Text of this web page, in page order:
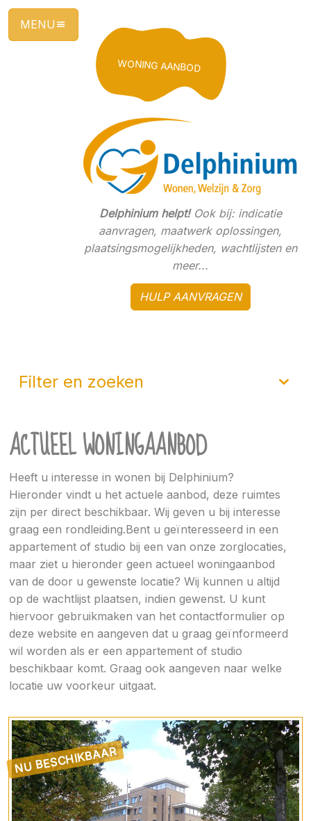
Ga
direct
naar
WONING AANBOD
Delphinium helpt! Ook bij: indicatie
aanvragen, maatwerk oplossingen,
plaatsingsmogelijkheden, wachtlijsten en
meer...
HULP AANVRAGEN
filter en zoeken
ACTUEEL WONINGAANBOD
Heeft u interesse in wonen bij Delphinium?
Hieronder vindt u het actuele aanbod, deze ruimtes
zijn per direct beschikbaar. Wij geven u bij interesse
graag een rondleiding.Bent u geïnteresseerd in een
appartement of studio bij een van onze zorglocaties,
maar ziet u hieronder geen actueel woningaanbod
van de door u gewenste locatie? Wij kunnen u altijd
op de wachtlijst plaatsen, indien gewenst. U kunt
hiervoor gebruikmaken van het contactformulier op
deze website en aangeven dat u graag geïnformeerd
wil worden als er een appartement of studio
beschikbaar komt. Graag ook aangeven naar welke
locatie uw voorkeur uitgaat.
NU BESCHIKBAAR